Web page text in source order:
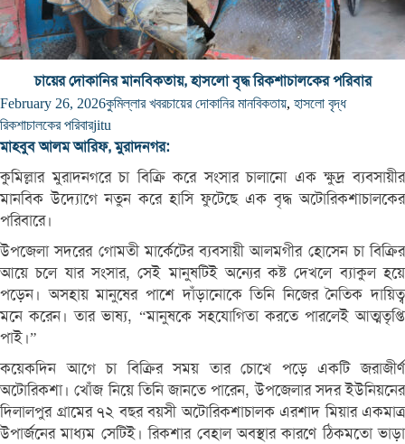
চায়ের দোকানির মানবিকতায়, হাসলো বৃদ্ধ রিকশাচালকের পরিবার
February 26, 2026কুমিল্লার খবরচায়ের দোকানির মানবিকতায়, হাসলো বৃদ্ধ
রিকশাচালকের পরিবারjitu
মাহবুব আলম আরিফ, মুরাদনগর:
কুমিল্লার মুরাদনগরে চা বিক্রি করে সংসার চালানো এক ক্ষুদ্র ব্যবসায়ীর
মানবিক উদ্যোগে নতুন করে হাসি ফুটেছে এক বৃদ্ধ অটোরিকশাচালকের
পরিবারে।
উপজেলা সদরের গোমতী মার্কেটের ব্যবসায়ী আলমগীর হোসেন চা বিক্রির
আয়ে চলে যার সংসার, সেই মানুষটিই অন্যের কষ্ট দেখলে ব্যাকুল হয়ে
পড়েন। অসহায় মানুষের পাশে দাঁড়ানোকে তিনি নিজের নৈতিক দায়িত্ব
মনে করেন। তার ভাষ্য, “মানুষকে সহযোগিতা করতে পারলেই আত্মতৃপ্তি
পাই।”
কয়েকদিন আগে চা বিক্রির সময় তার চোখে পড়ে একটি জরাজীর্ণ
অটোরিকশা। খোঁজ নিয়ে তিনি জানতে পারেন, উপজেলার সদর ইউনিয়নের
দিলালপুর গ্রামের ৭২ বছর বয়সী অটোরিকশাচালক এরশাদ মিয়ার একমাত্র
উপার্জনের মাধ্যম সেটিই। রিকশার বেহাল অবস্থার কারণে ঠিকমতো ভাড়া